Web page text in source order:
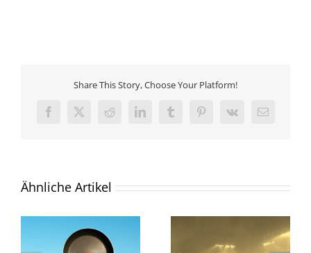
Share This Story, Choose Your Platform!
Facebook
X RedditLinkedInTumblrPinterest
Vk
E-
Ähnliche Artikel